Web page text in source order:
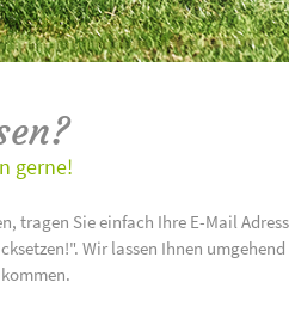
gerne!
tragen Sie einfach Ihre E-Mail
Wir lassen Ihnen